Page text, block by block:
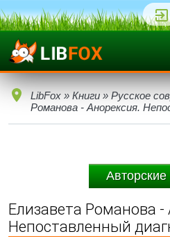
LibFox » Книги » Русское
Романова - Анорексия.
Елизавета Романова -
Непоставленный